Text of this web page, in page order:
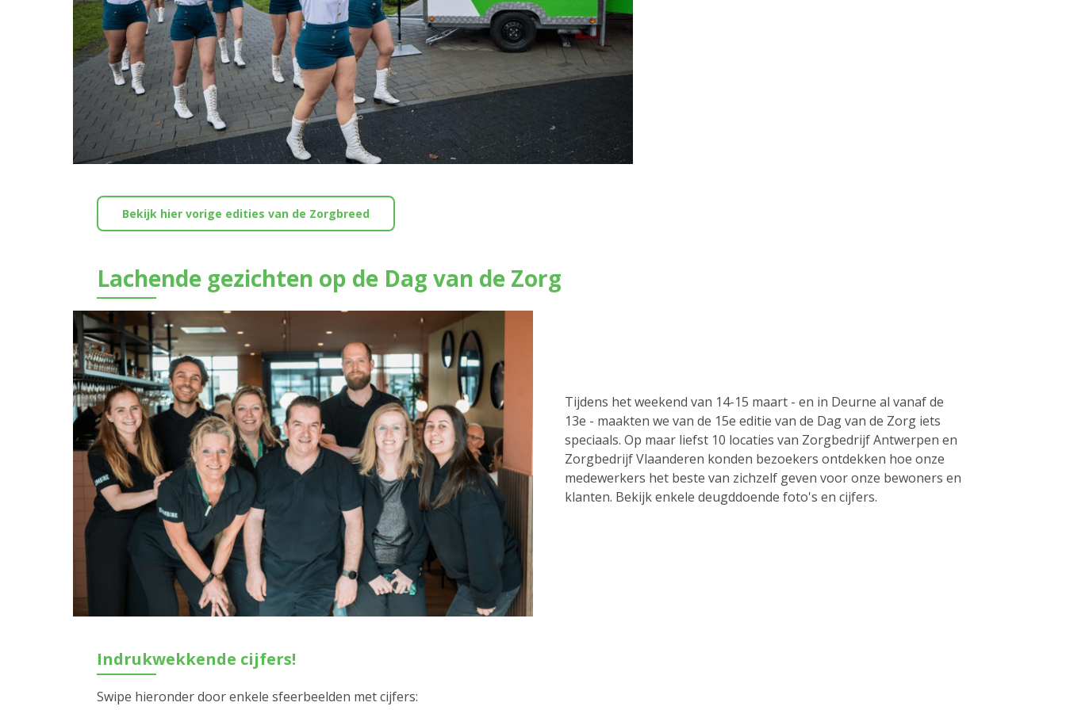
Bekijk hier vorige edities van de Zorgbreed
Lachende gezichten op de Dag van de Zorg
Tijdens het weekend van 14-15 maart - en in Deurne al vanaf de
13e - maakten we van de 15e editie van de Dag van de Zorg iets
speciaals. Op maar liefst 10 locaties van Zorgbedrijf Antwerpen en
Zorgbedrijf Vlaanderen konden bezoekers ontdekken hoe onze
medewerkers het beste van zichzelf geven voor onze bewoners en
klanten. Bekijk enkele deugddoende foto's en cijfers.
Indrukwekkende cijfers!
Swipe hieronder door enkele sfeerbeelden met cijfers: